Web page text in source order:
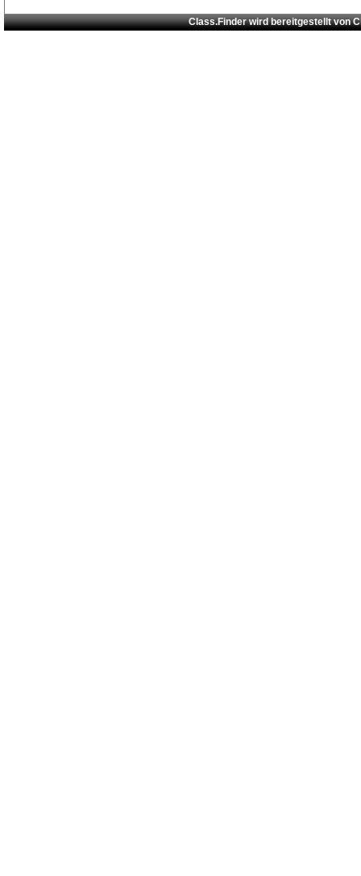
Class.Finder wird bereitgestellt von